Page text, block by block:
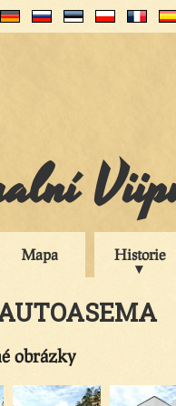
Mapa Historie
obrázky